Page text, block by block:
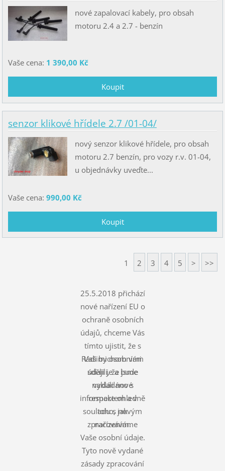
nové zapalovací kabely, pro obsah
motoru 2.4 a 2.7 - benzín
Vaše cena: 1 390,00 Kč
senzor klikové hřídele 2.7 /01-04/
nový senzor klikové hřídele, pro obsah
motoru 2.7 benzín, pro vozy r.v. 01-04,
u objednávky uveďte...
Vaše cena: 990,00 Kč
1 2 3 4 5 > >>
25.5.2018 přichází
nové nařízení EU o
ochraně osobních
údajů, chceme Vás
tímto ujistit, že s
Vašimi osobními
údaji je a bude
nakládáno s
respektem a v
souladu s novým
nařízením.
Rádi bychom vám
sdělili, že jsme
vydali nové
informace ohledně
toho, jak
zpracováváme
Vaše osobní údaje.
Tyto nově vydané
zásady zpracování